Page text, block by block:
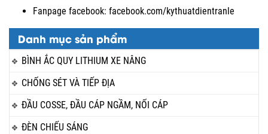
Danh mục sản phẩm
BÌNH ẮC QUY LITHIUM XE NÂNG
CHỐNG SÉT VÀ TIẾP ĐỊA
ĐẦU COSSE, ĐẦU CÁP NGẦM, NỐI CÁP
ĐÈN CHIẾU SÁNG
Fanpage facebook: facebook.com/kythuatdientranle